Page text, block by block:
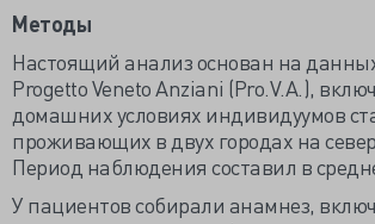
Методы
Настоящий анализ основан на
Progetto Veneto Anziani (Pro.V.A.),
домашних условиях индивидуумов
проживающих в двух городах на
Период наблюдения составил в
У пациентов собирали анамнез,